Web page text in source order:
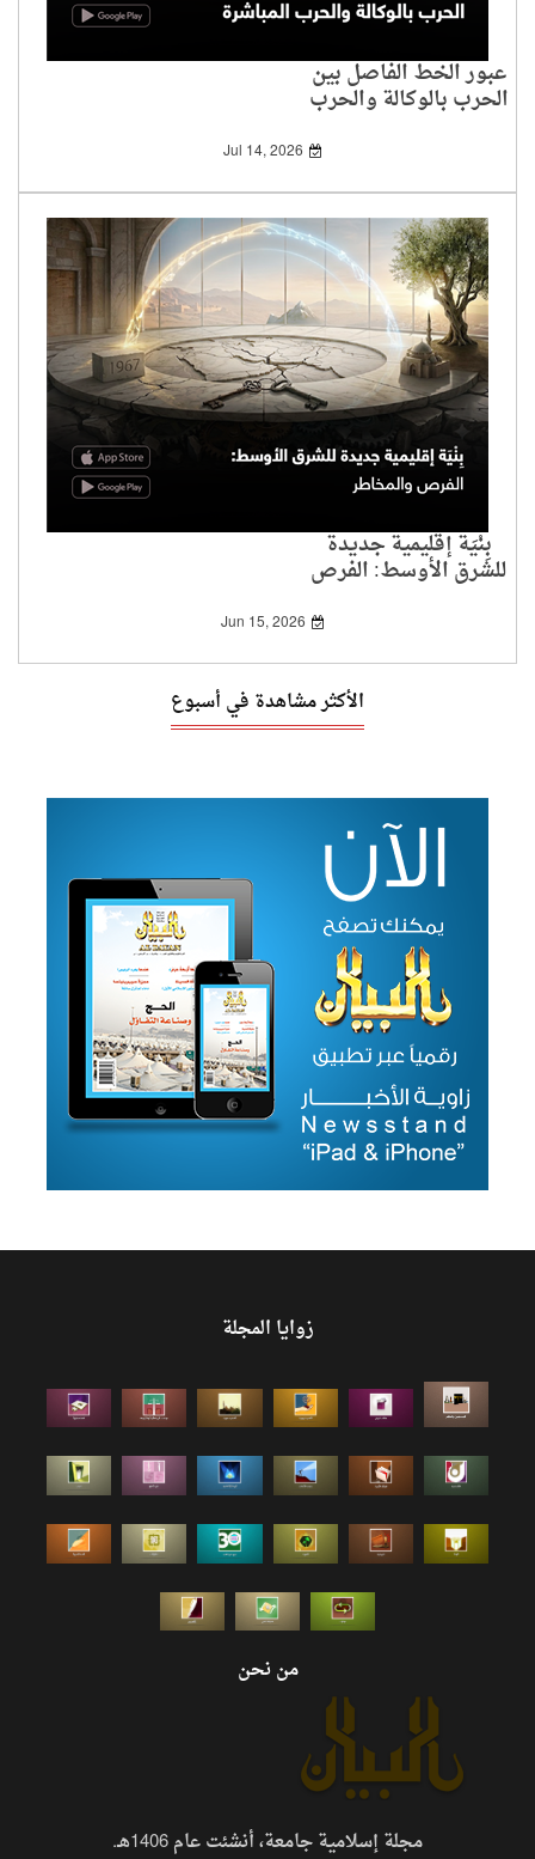
عبور الخط الفاصل بين
الحرب بالوكالة والحرب
Jul 14, 2026
بِنْيَة إقليمية جديدة
للشرق الأوسط: الفرص
Jun 15, 2026
الأكثر مشاهدة في أسبوع
زوايا المجلة
من نحن
مجلة إسلامية جامعة، أنشئت عام 1406هـ.